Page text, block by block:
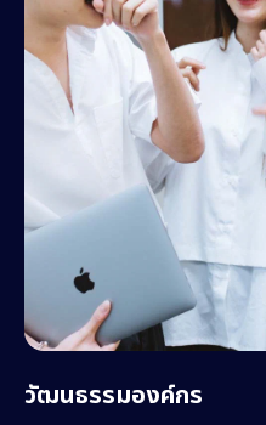
วัฒนธรรมองค์กร